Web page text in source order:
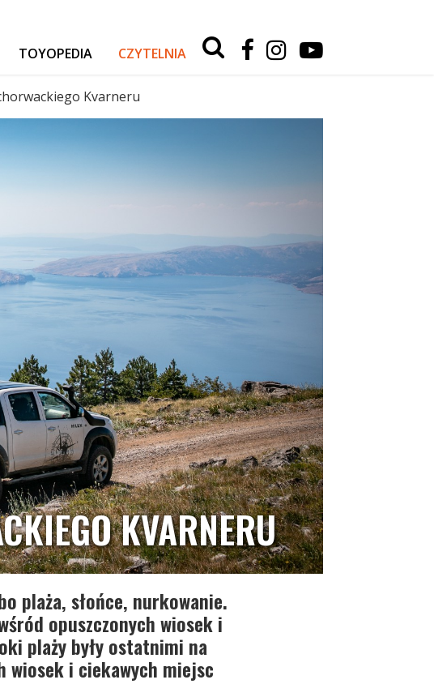
TOYOPEDIA CZYTELNIA
characters
results.
Kvarneru
KVARNERU
plaża, słońce, nurkowanie.
opuszczonych wiosek i
plaży były ostatnimi na
wiosek i ciekawych miejsc